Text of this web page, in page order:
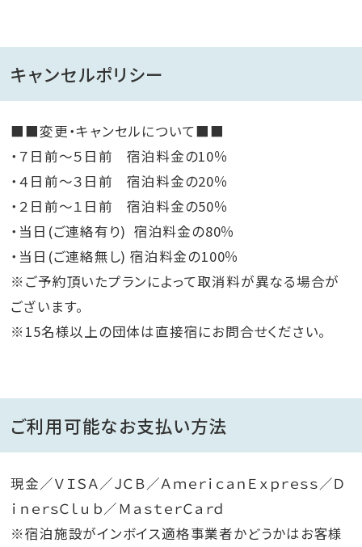
キャンセルポリシー
■■変更・キャンセルについて■■
・７日前～５日前 宿泊料金の10％
・４日前～３日前 宿泊料金の20％
・２日前～１日前 宿泊料金の50％
・当日(ご連絡有り) 宿泊料金の80％
・当日(ご連絡無し) 宿泊料金の100％
※ご予約頂いたプランによって取消料が異なる場合が
ございます。
※15名様以上の団体は直接宿にお問合せください。
ご利用可能なお支払い方法
現金／ＶＩＳＡ／ＪＣＢ／ＡｍｅｒｉｃａｎＥｘｐｒｅｓｓ／Ｄ
ｉｎｅｒｓＣｌｕｂ／ＭａｓｔｅｒＣａｒｄ
※宿泊施設がインボイス適格事業者かどうかはお客様